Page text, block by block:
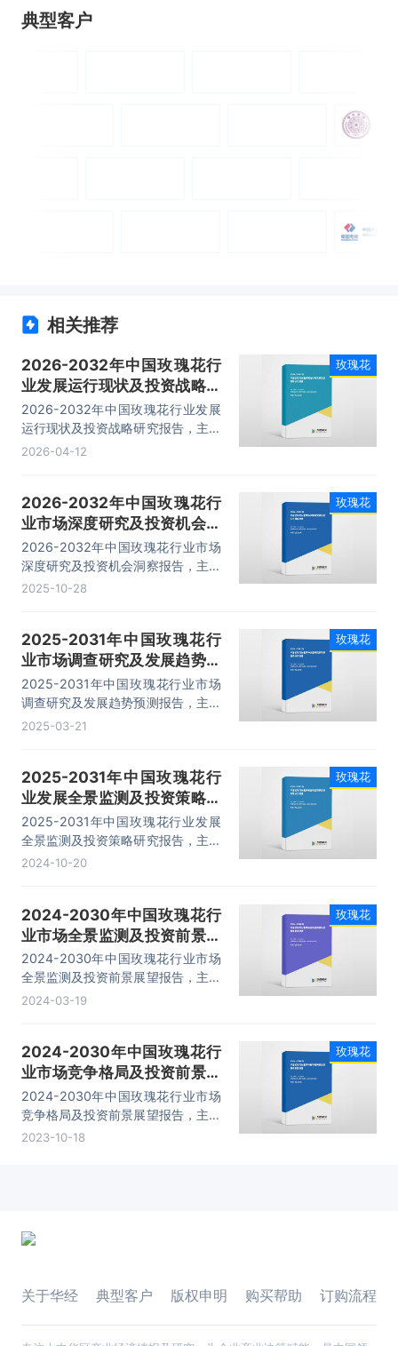
典型客户
相关推荐
2026-2032年中国玫瑰花行
业发展运行现状及投资战略研
究报告
2026-2032年中国玫瑰花行业发展
运行现状及投资战略研究报告，主要
包括行业关联产业分析、行业特点、
2026-04-12
玫瑰花
2026-2032年中国玫瑰花行
业市场深度研究及投资机会洞
察报告
2026-2032年中国玫瑰花行业市场
深度研究及投资机会洞察报告，主要
包括行业市场竞争分析、重点企业分
2025-10-28
玫瑰花
2025-2031年中国玫瑰花行
业市场调查研究及发展趋势预
测报告
2025-2031年中国玫瑰花行业市场
调查研究及发展趋势预测报告，主要
包括行业关联产业分析、行业特点、
2025-03-21
玫瑰花
2025-2031年中国玫瑰花行
业发展全景监测及投资策略研
究报告
2025-2031年中国玫瑰花行业发展
全景监测及投资策略研究报告，主要
包括行业市场竞争分析、重点企业分
2024-10-20
玫瑰花
2024-2030年中国玫瑰花行
业市场全景监测及投资前景展
望报告
2024-2030年中国玫瑰花行业市场
全景监测及投资前景展望报告，主要
包括行业关联产业分析、行业特点、
2024-03-19
玫瑰花
2024-2030年中国玫瑰花行
业市场竞争格局及投资前景展
望报告
2024-2030年中国玫瑰花行业市场
竞争格局及投资前景展望报告，主要
包括行业市场竞争分析、重点企业分
2023-10-18
玫瑰花
关于华经 典型客户 版权申明 购买帮助 订购流程